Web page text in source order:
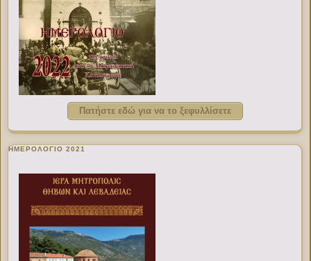
Πατήστε εδώ για να το ξεφυλλίσετε
ΗΜΕΡΟΛΟΓΙΟ 2021